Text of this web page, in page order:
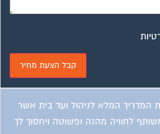
המלא לניהול ועד בית אשר
לחוויה מהנה ופשוטה ויחסוך לך